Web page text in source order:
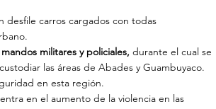
desfile carros cargados con todas
militares y policiales, durante el cual se
las áreas de Abades y Guambuyaco.
en esta región.
en el aumento de la violencia en las